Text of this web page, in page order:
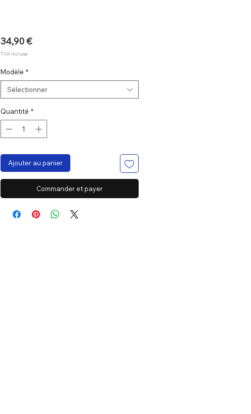
34,90 €Prix
TVA Incluse
Modèle *
Sélectionner
Quantité *
Ajouter au panier
Commander et payer